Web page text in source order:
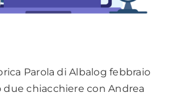
Parola di Albalog febbraio
due chiacchiere con Andrea